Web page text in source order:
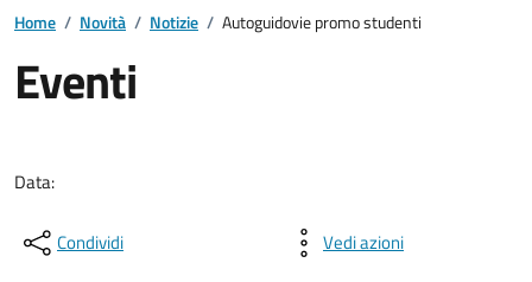
Home / Novità / Notizie / Autoguidovie promo studenti
Eventi
Data:
Condividi Vedi azioni